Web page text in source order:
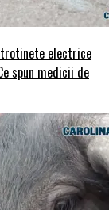
trotinete electrice
spun medicii de